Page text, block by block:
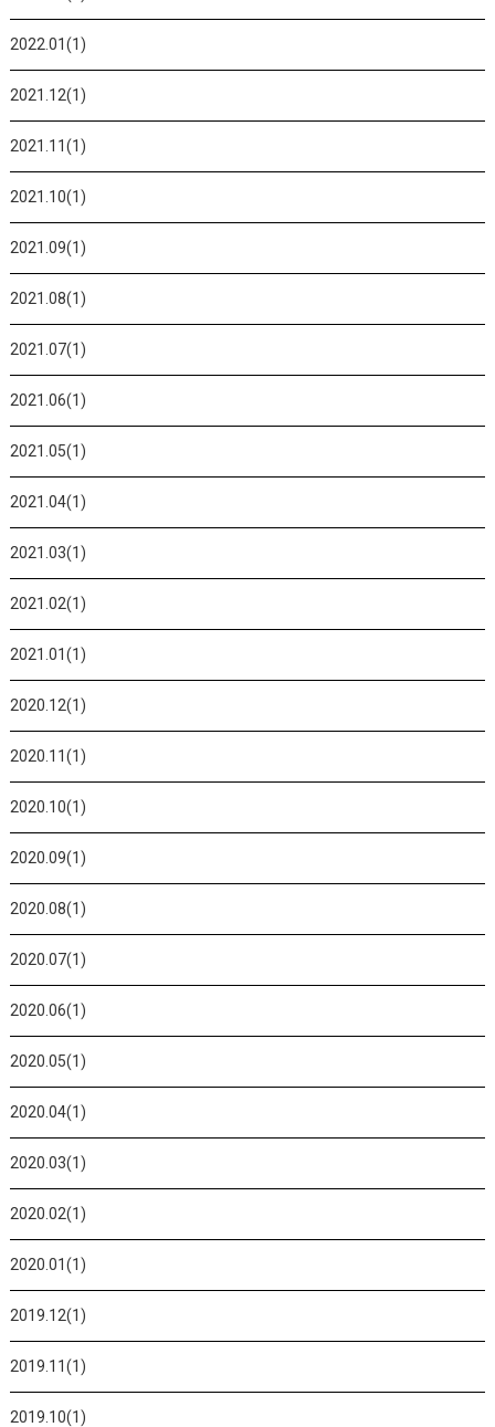
2022.01(1)
2021.12(1)
2021.11(1)
2021.10(1)
2021.09(1)
2021.08(1)
2021.07(1)
2021.06(1)
2021.05(1)
2021.04(1)
2021.03(1)
2021.02(1)
2021.01(1)
2020.12(1)
2020.11(1)
2020.10(1)
2020.09(1)
2020.08(1)
2020.07(1)
2020.06(1)
2020.05(1)
2020.04(1)
2020.03(1)
2020.02(1)
2020.01(1)
2019.12(1)
2019.11(1)
2019.10(1)